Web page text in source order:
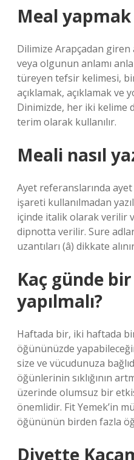
Meal
Dilimize Arapçadan
veya olgunun anlamı
türeyen tefsir kelimesi,
açıklamak, açıklamak ve
Dinimizde, her iki kelime
terim olarak kullanılır.
Meali nasıl
Ayet referanslarında
işareti kullanılmadan
içinde italik olarak verilir
dipnotta verilir. Sure
uzantıları (â) dikkate
Kaç günde
yapılmalı?
Haftada bir, iki haftada
öğününüzde
size ve vücudunuza
öğünlerinin sıklığının
üzerinde olumsuz bir
önemlidir. Fit Yemek’in
öğününün birden fazla
Diyette